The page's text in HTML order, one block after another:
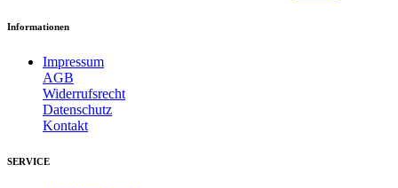
Informationen
Impressum
AGB
Widerrufsrecht
Datenschutz
Kontakt
SERVICE